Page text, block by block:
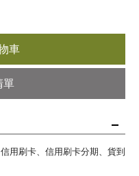
車
單
用刷卡、信用刷卡分期、貨到